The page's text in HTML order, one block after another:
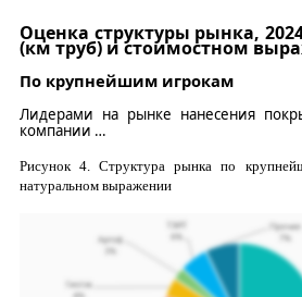
Оценка структуры рынка,
(км труб) и стоимостном
По крупнейшим игрокам
Лидерами на рынке нанесения
компании …
Рисунок4. Структура рынка по
натуральном выражении